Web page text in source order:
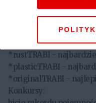
- 9.30 zbiórka w
podział uczestników
- od 10.30 impreza na
wybór
*rustTRABI -
*plasticTRABI -
*originalTRABI -
Konkursy: